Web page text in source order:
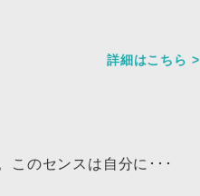
詳細はこちら >
このセンスは自分に･･･